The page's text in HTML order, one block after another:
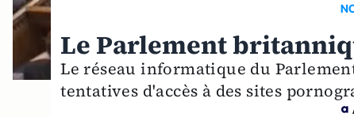
Le Parlement
Le réseau informatique du
tentatives d'accès à des sites